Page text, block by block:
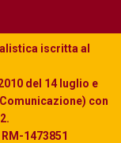
iscritta al
del 14 luglio e
con
RM-1473851